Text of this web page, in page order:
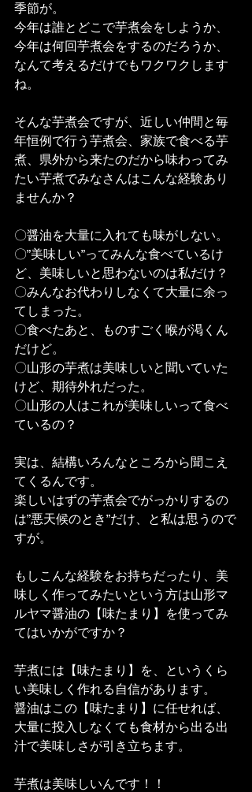
季節が。
今年は誰とどこで芋煮会をしようか、
今年は何回芋煮会をするのだろうか、
なんて考えるだけでもワクワクします
ね。
そんな芋煮会ですが、近しい仲間と毎
年恒例で行う芋煮会、家族で食べる芋
煮、県外から来たのだから味わってみ
たい芋煮でみなさんはこんな経験あり
ませんか？
〇醤油を大量に入れても味がしない。
〇”美味しい”ってみんな食べているけ
ど、美味しいと思わないのは私だけ？
〇みんなお代わりしなくて大量に余っ
てしまった。
〇食べたあと、ものすごく喉が渇くん
だけど。
〇山形の芋煮は美味しいと聞いていた
けど、期待外れだった。
〇山形の人はこれが美味しいって食べ
ているの？
実は、結構いろんなところから聞こえ
てくるんです。
楽しいはずの芋煮会でがっかりするの
は”悪天候のとき”だけ、と私は思うので
すが。
もしこんな経験をお持ちだったり、美
味しく作ってみたいという方は山形マ
ルヤマ醤油の【味たまり】を使ってみ
てはいかがですか？
芋煮には【味たまり】を、というくら
い美味しく作れる自信があります。
醤油はこの【味たまり】に任せれば、
大量に投入しなくても食材から出る出
汁で美味しさが引き立ちます。
芋煮は美味しいんです！！